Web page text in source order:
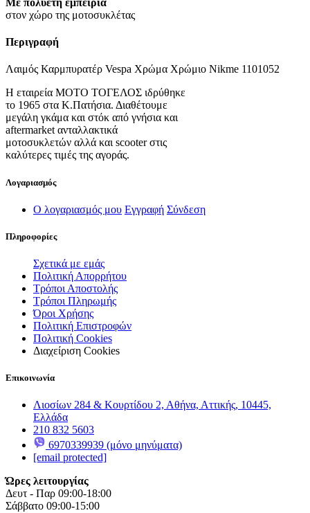
στον χώρο της μοτοσυκλέτας
Περιγραφή
Λαιμός Καρμπυρατέρ Vespa Χρώμα Χρώμιο Nikme 1101052
Η εταιρεία ΜΟΤΟ ΤΟΓΕΛΟΣ ιδρύθηκε
το 1965 στα Κ.Πατήσια. Διαθέτουμε
μεγάλη γκάμα και στόκ από γνήσια και
aftermarket ανταλλακτικά
μοτοσυκλετών αλλά και scooter στις
καλύτερες τιμές της αγοράς.
Λογαριασμός
Ο λογαριασμός μου Εγγραφή Σύνδεση
Πληροφορίες
Σχετικά με εμάς
Πολιτική Απορρήτου
Τρόποι Αποστολής
Τρόποι Πληρωμής
Όροι Χρήσης
Πολιτική Επιστροφών
Πολιτική Cookies
Διαχείριση Cookies
Επικοινωνία
Λιοσίων 284 & Κουρτίδου 2, Αθήνα, Αττικής, 10445,
Ελλάδα
210 832 5603
6970339939 (μόνο μηνύματα)
[email protected]
Ώρες λειτουργίας
Δευτ - Παρ 09:00-18:00
Σάββατο 09:00-15:00